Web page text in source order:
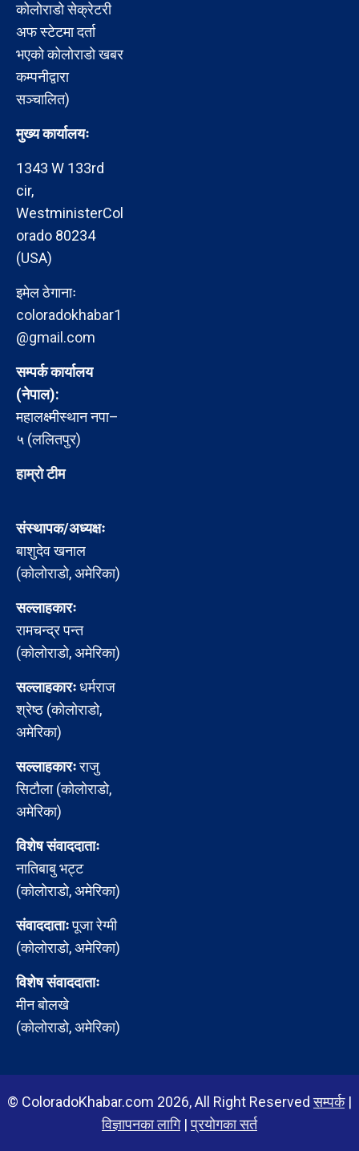
कोलोराडो सेक्रेटरी
अफ स्टेटमा दर्ता
भएको कोलोराडो खबर
कम्पनीद्वारा
सञ्चालित)
मुख्य कार्यालयः
1343 W 133rd
cir,
WestministerCol
orado 80234
(USA)
इमेल ठेगानाः
coloradokhabar1
@gmail.com
सम्पर्क कार्यालय
(नेपाल):
महालक्ष्मीस्थान नपा–
५ (ललितपुर)
हाम्रो टीम
संस्थापक/अध्यक्षः
बाशुदेव खनाल
(कोलोराडो, अमेरिका)
सल्लाहकारः
रामचन्द्र पन्त
(कोलोराडो, अमेरिका)
सल्लाहकारःधर्मराज
श्रेष्ठ (कोलोराडो,
अमेरिका)
सल्लाहकारःराजु
सिटौला (कोलोराडो,
अमेरिका)
विशेष संवाददाताः
नातिबाबु भट्ट
(कोलोराडो, अमेरिका)
संवाददाताःपूजा रेग्मी
(कोलोराडो, अमेरिका)
विशेष संवाददाताः
मीन बोलखे
(कोलोराडो, अमेरिका)
© ColoradoKhabar.com 2026, All Right Reservedसम्पर्क|
विज्ञापनका लागि|प्रयोगका सर्त